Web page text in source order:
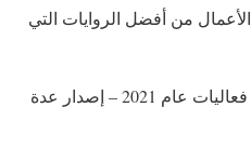
من أفضل الروايات التي
أما على الصعيد الشخصي فأبرز فعاليات عام 2021 – إصدار عدة